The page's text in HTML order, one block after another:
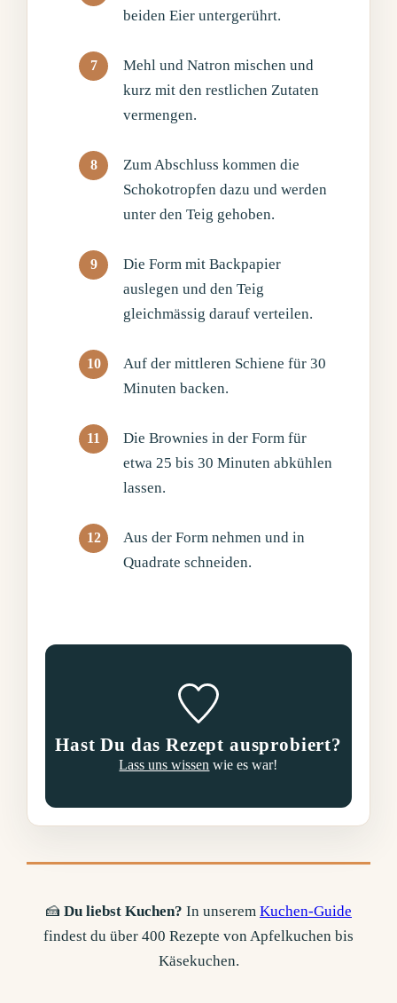
beiden Eier untergerührt.
Mehl und Natron mischen und
kurz mit den restlichen Zutaten
vermengen.
Zum Abschluss kommen die
Schokotropfen dazu und werden
unter den Teig gehoben.
Die Form mit Backpapier
auslegen und den Teig
gleichmässig darauf verteilen.
Auf der mittleren Schiene für 30
Minuten backen.
Die Brownies in der Form für
etwa 25 bis 30 Minuten abkühlen
lassen.
Aus der Form nehmen und in
Quadrate schneiden.
Hast Du das Rezept ausprobiert?
Lass uns wissen wie es war!
🍰 Du liebst Kuchen? In unserem Kuchen-Guide
findest du über 400 Rezepte von Apfelkuchen bis
Käsekuchen.